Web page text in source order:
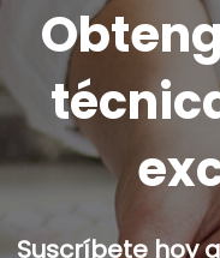
Suscríbete hoy